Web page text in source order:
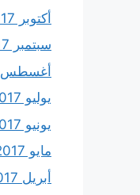
أكتوبر 2017
سبتمبر 2017
أغسطس 2017
يوليو 2017
يونيو 2017
مايو 2017
أبريل 2017